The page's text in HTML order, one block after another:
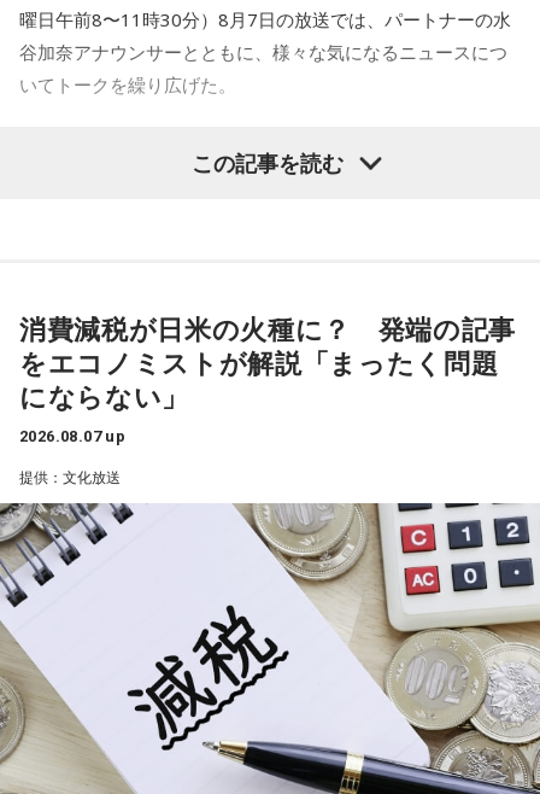
曜日午前8〜11時30分）8月7日の放送では、パートナーの水
谷加奈アナウンサーとともに、様々な気になるニュースにつ
いてトークを繰り広げた。
一蔵「名古屋市内の南区のある町内会が、高齢化と皆さんお
忙しいということで会長がなかなか決まんなかったと。で、
この17歳の娘さんのお父様の方に町内会長の打診があった
ないということで、困ったなあっていう会議中に17歳の娘さ
んが「私がやろうか」と」
水谷
一蔵
「これは素晴らしいでしょう。我が地元の練馬区田柄は
結構大きな町内会があって、まあ町内会長は不足してないで
すけど、やっぱ町内会に入ること自体が都内の方は少ない。
で、どんどん小さくなっていく。小さくなっていくと、どう
なるかっていうと、当たり前にやっていた盆踊りや、お祭り
この記事を読む
消費減税が日米の火種に？ 発端の記事
をエコノミストが解説「まったく問題
にならない」
2026.08.07 up
提供：文化放送